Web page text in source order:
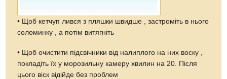
• Щоб кетчуп лився з пляшки швидше , застроміть в нього
соломинку , а потім витягніть
• Щоб очистити підсвічники від налиплого на них воску ,
покладіть їх у морозильну камеру хвилин на 20. Після
цього віск відійде без проблем